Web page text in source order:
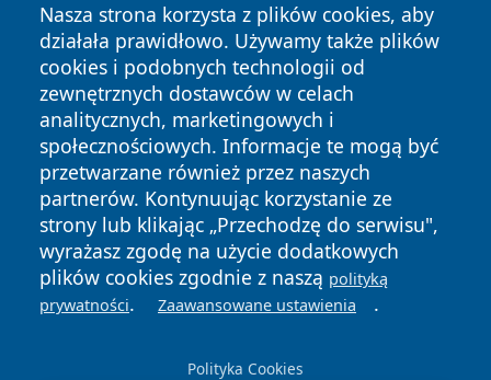
Nasza strona korzysta z plików cookies, aby
działała prawidłowo. Używamy także plików
cookies i podobnych technologii od
zewnętrznych dostawców w celach
analitycznych, marketingowych i
społecznościowych. Informacje te mogą być
przetwarzane również przez naszych
partnerów. Kontynuując korzystanie ze
strony lub klikając „Przechodzę do serwisu",
wyrażasz zgodę na użycie dodatkowych
plików cookies zgodnie z naszą polityką
prywatności. Zaawansowane ustawienia .
Polityka Cookies
Copyright © 2026 wrotazabrza.pl Wszystkie prawa
zastrzeżone.
News Autorzy
Polityka
Prywatności
Polityka
Cookies